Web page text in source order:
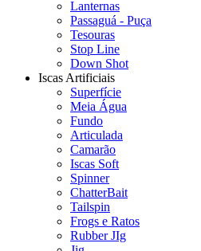
Lanternas
Passaguá - Puça
Tesouras
Stop Line
Down Shot
Iscas Artificiais
Superfície
Meia Água
Fundo
Articulada
Camarão
Iscas Soft
Spinner
ChatterBait
Tailspin
Frogs e Ratos
Rubber JIg